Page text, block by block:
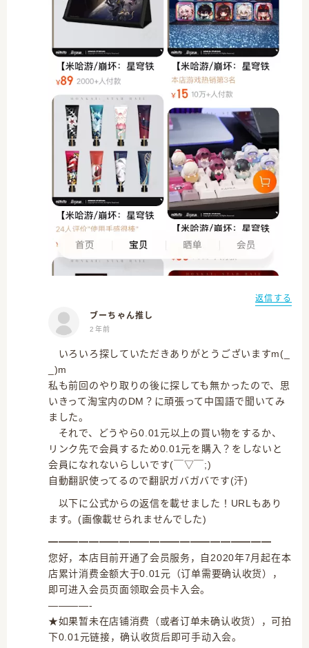
返信する
ブーちゃん推し
2年前
いろいろ探していただきありがとうございますm(_
_)m
私も前回のやり取りの後に探しても無かったので、思
いきって淘宝内のDM？に頑張って中国語で聞いてみ
ました。
それで、どうやら0.01元以上の買い物をするか、
リンク先で会員するため0.01元を購入？をしないと
会員になれないらしいです(￣▽￣;)
自動翻訳使ってるので翻訳ガバガバです(汗)
以下に公式からの返信を載せました！URLもあり
ます。(画像載せられませんでした)
━━━━━━━━━━━━━━━━━━━━━━
您好，本店目前开通了会员服务，自2020年7月起在本
店累计消费金额大于0.01元（订单需要确认收货），
即可进入会员页面领取会员卡入会。
————-
★如果暂未在店铺消费（或者订单未确认收货），可拍
下0.01元链接，确认收货后即可手动入会。